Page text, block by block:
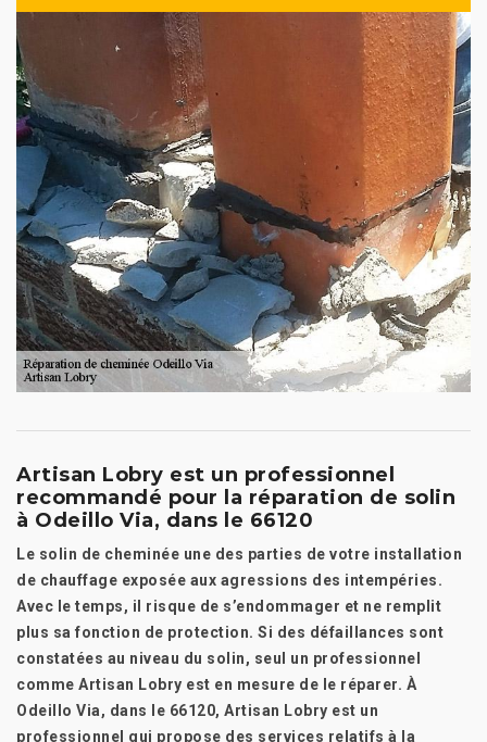
Artisan Lobry est un professionnel
recommandé pour la réparation de solin
à Odeillo Via, dans le 66120
Le solin de cheminée une des parties de votre installation
de chauffage exposée aux agressions des intempéries.
Avec le temps, il risque de s’endommager et ne remplit
plus sa fonction de protection. Si des défaillances sont
constatées au niveau du solin, seul un professionnel
comme Artisan Lobry est en mesure de le réparer. À
Odeillo Via, dans le 66120, Artisan Lobry est un
professionnel qui propose des services relatifs à la